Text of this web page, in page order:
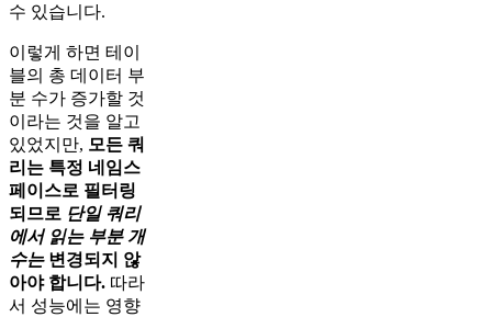
수 있습니다.
이렇게 하면 테이
블의 총 데이터 부
분 수가 증가할 것
이라는 것을 알고
있었지만, 모든 쿼
리는 특정 네임스
페이스로 필터링
되므로 단일 쿼리
에서 읽는 부분 개
수는변경되지 않
아야 합니다. 따라
서 성능에는 영향